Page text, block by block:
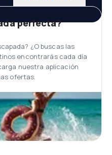
perfecta?
¿O buscas las
encontrarás cada día
nuestra aplicación
ofertas.